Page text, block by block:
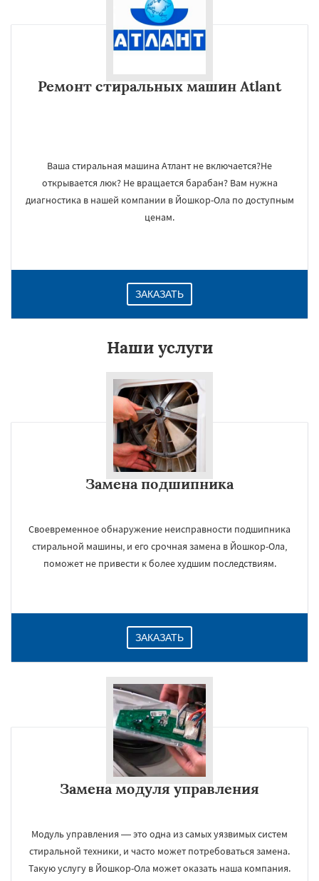
Ремонт стиральных машин Atlant
Ваша стиральная машина Атлант не включается?Не
открывается люк? Не вращается барабан? Вам нужна
диагностика в нашей компании в Йошкор-Ола по доступным
ценам.
ЗАКАЗАТЬ
Наши услуги
Замена подшипника
Своевременное обнаружение неисправности подшипника
стиральной машины, и его срочная замена в Йошкор-Ола,
поможет не привести к более худшим последствиям.
ЗАКАЗАТЬ
Замена модуля управления
Модуль управления — это одна из самых уязвимых систем
стиральной техники, и часто может потребоваться замена.
Такую услугу в Йошкор-Ола может оказать наша компания.